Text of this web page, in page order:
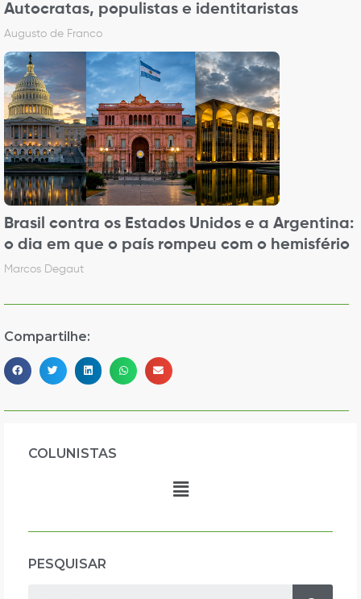
Autocratas, populistas e identitaristas
Augusto de Franco
Brasil contra os Estados Unidos e a Argentina:
o dia em que o país rompeu com o hemisfério
Marcos Degaut
Compartilhe:
COLUNISTAS
PESQUISAR